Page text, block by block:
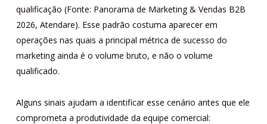
qualificação (Fonte: Panorama de Marketing & Vendas B2B
2026, Atendare). Esse padrão costuma aparecer em
operações nas quais a principal métrica de sucesso do
marketing ainda é o volume bruto, e não o volume
qualificado.
Alguns sinais ajudam a identificar esse cenário antes que ele
comprometa a produtividade da equipe comercial: